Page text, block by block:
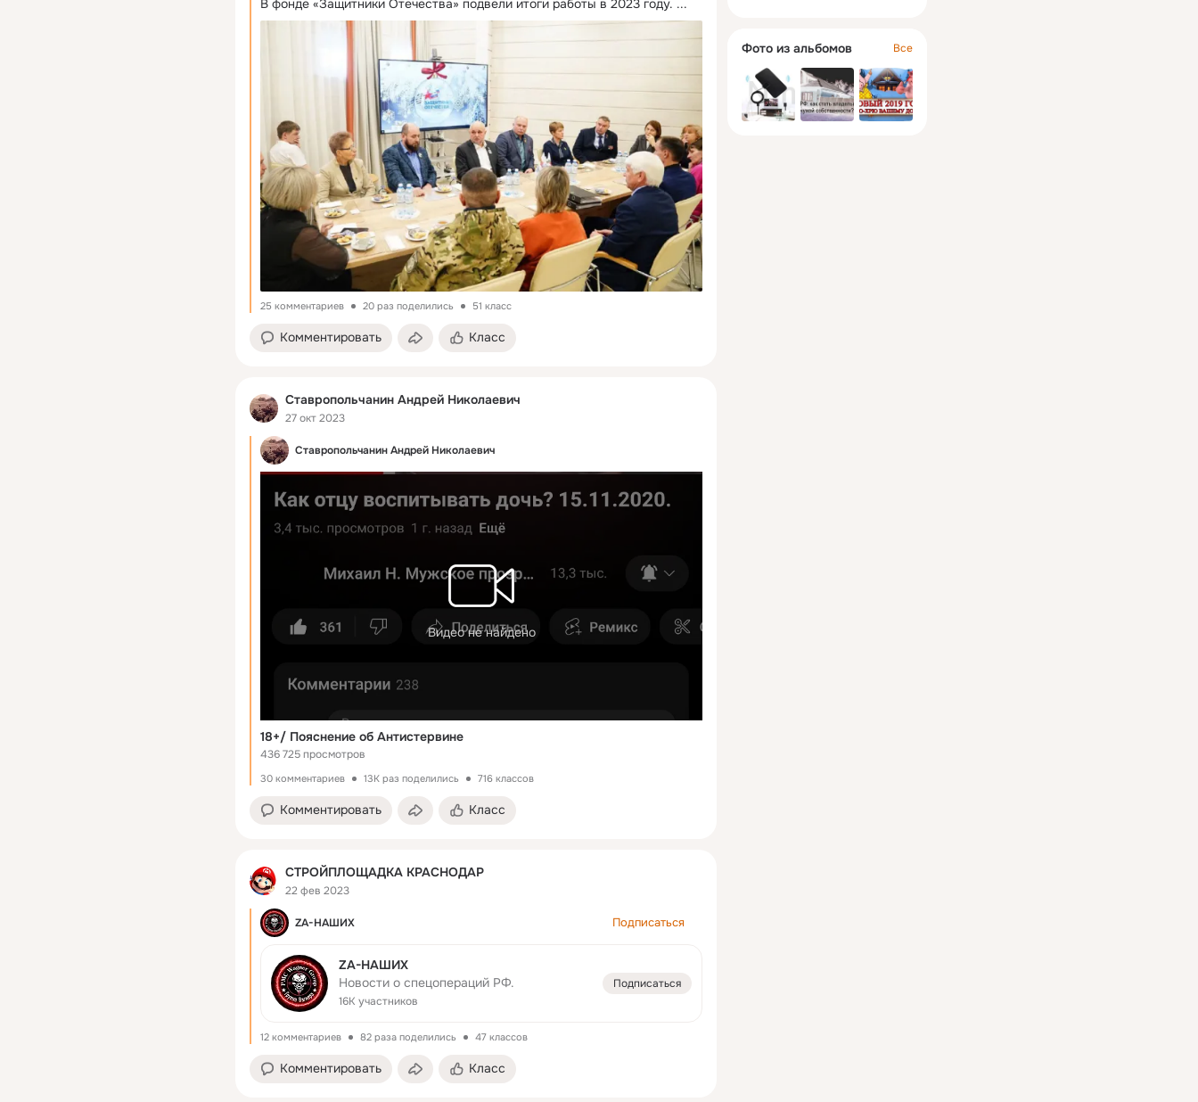
В фонде «Защитники Отечества» подвели итоги работы в 2023 году. ...
25 комментариев 20 раз поделились 51 класс
Комментировать Класс
Ставропольчанин Андрей Николаевич
27 окт 2023
Ставропольчанин Андрей Николаевич
Видео не найдено
18+/ Пояснение об Антистервине
436 725 просмотров
30 комментариев 13K раз поделились 716 классов
Комментировать Класс
СТРОЙПЛОЩАДКА КРАСНОДАР
22 фев 2023
ZA-НАШИХ Подписаться
ZA-НАШИХ
Новости о спецопераций РФ.
16K участников
Подписаться
12 комментариев 82 раза поделились 47 классов
Комментировать Класс
Фото из альбомов Все